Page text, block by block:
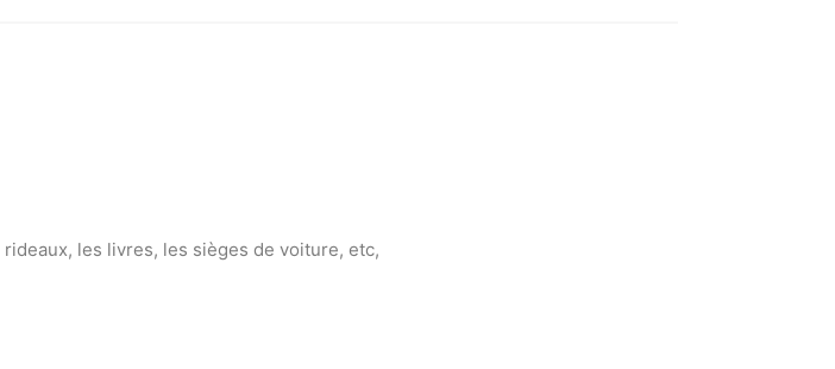
les livres, les sièges de voiture, etc,